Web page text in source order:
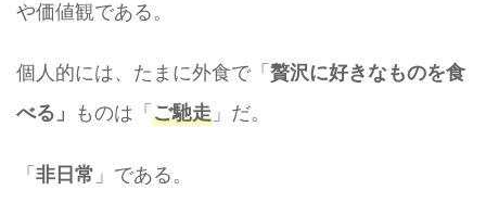
や価値観である。
個人的には、たまに外食で「贅沢に好きなものを食
べる」 ものは「ご馳走 」だ。
「非日常 」である。